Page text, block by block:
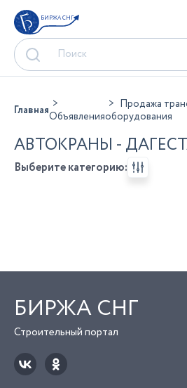
БИРЖА СНГ
ГлавнаяОбъявления
Продажа
оборудования
АВТОКРАНЫ -
Выберите категорию:
БИРЖА СНГ
Строительный портал